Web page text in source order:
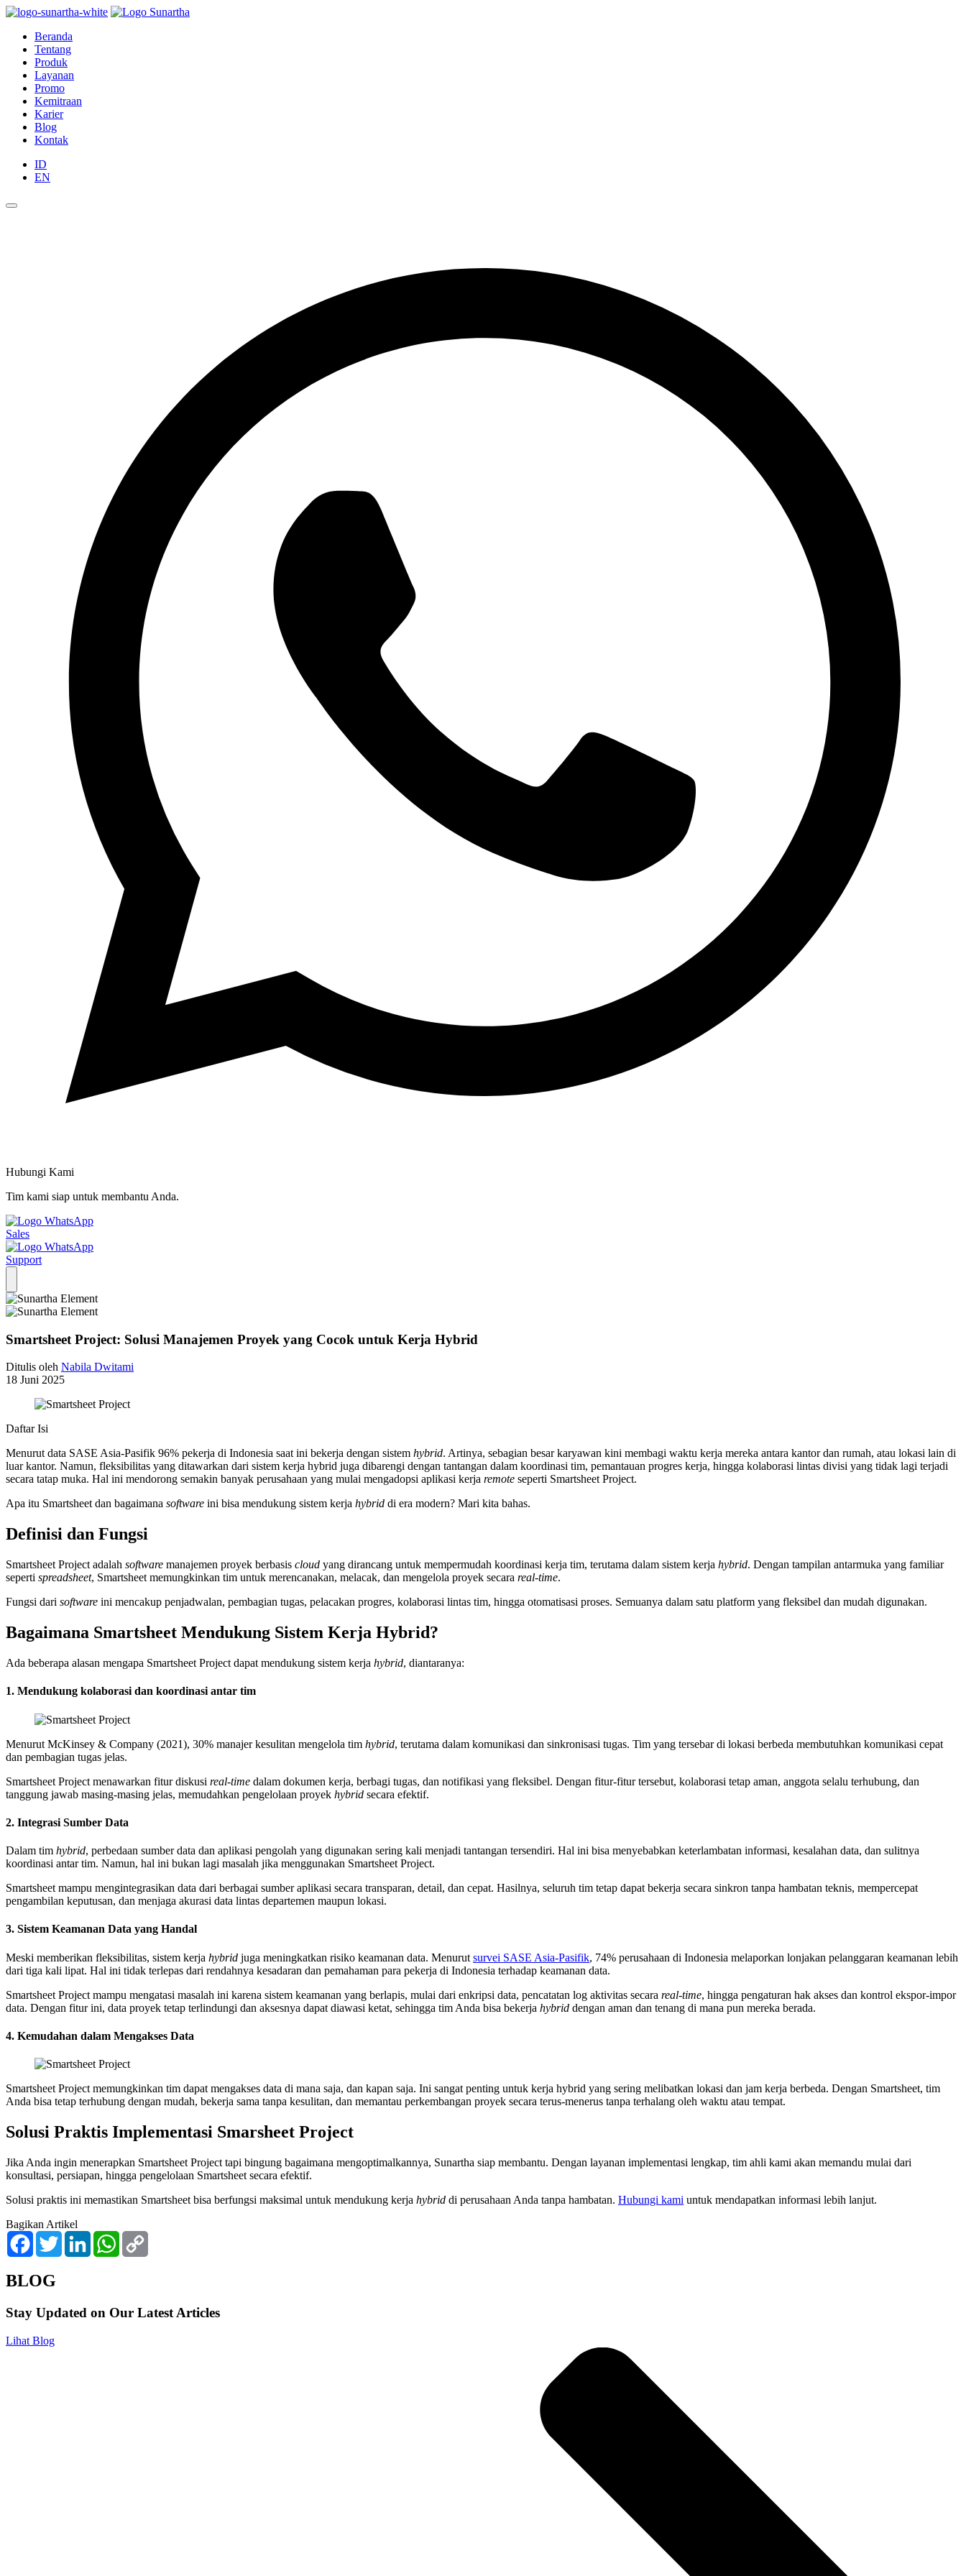
Beranda
Tentang
Produk
Layanan
Promo
Kemitraan
Karier
Blog
Kontak
ID
EN
Hubungi Kami
Tim kami siap untuk membantu Anda.
Sales
Support
Smartsheet Project: Solusi Manajemen Proyek yang Cocok untuk Kerja Hybrid
Ditulis oleh Nabila Dwitami
18 Juni 2025
Daftar Isi
Menurut data SASE Asia-Pasifik 96% pekerja di Indonesia saat ini bekerja dengan sistem hybrid. Artinya, sebagian besar karyawan kini membagi waktu kerja mereka antara kantor dan rumah, atau lokasi lain di
luar kantor. Namun, fleksibilitas yang ditawarkan dari sistem kerja hybrid juga dibarengi dengan tantangan dalam koordinasi tim, pemantauan progres kerja, hingga kolaborasi lintas divisi yang tidak lagi terjadi
secara tatap muka. Hal ini mendorong semakin banyak perusahaan yang mulai mengadopsi aplikasi kerja remote seperti Smartsheet Project.
Apa itu Smartsheet dan bagaimana software ini bisa mendukung sistem kerja hybrid di era modern? Mari kita bahas.
Definisi dan Fungsi
Smartsheet Project adalah software manajemen proyek berbasis cloud yang dirancang untuk mempermudah koordinasi kerja tim, terutama dalam sistem kerja hybrid. Dengan tampilan antarmuka yang familiar
seperti spreadsheet, Smartsheet memungkinkan tim untuk merencanakan, melacak, dan mengelola proyek secara real-time.
Fungsi dari software ini mencakup penjadwalan, pembagian tugas, pelacakan progres, kolaborasi lintas tim, hingga otomatisasi proses. Semuanya dalam satu platform yang fleksibel dan mudah digunakan.
Bagaimana Smartsheet Mendukung Sistem Kerja Hybrid?
Ada beberapa alasan mengapa Smartsheet Project dapat mendukung sistem kerja hybrid, diantaranya:
1. Mendukung kolaborasi dan koordinasi antar tim
Menurut McKinsey & Company (2021), 30% manajer kesulitan mengelola tim hybrid, terutama dalam komunikasi dan sinkronisasi tugas. Tim yang tersebar di lokasi berbeda membutuhkan komunikasi cepat
dan pembagian tugas jelas.
Smartsheet Project menawarkan fitur diskusi real-time dalam dokumen kerja, berbagi tugas, dan notifikasi yang fleksibel. Dengan fitur-fitur tersebut, kolaborasi tetap aman, anggota selalu terhubung, dan
tanggung jawab masing-masing jelas, memudahkan pengelolaan proyek hybrid secara efektif.
2. Integrasi Sumber Data
Dalam tim hybrid, perbedaan sumber data dan aplikasi pengolah yang digunakan sering kali menjadi tantangan tersendiri. Hal ini bisa menyebabkan keterlambatan informasi, kesalahan data, dan sulitnya
koordinasi antar tim. Namun, hal ini bukan lagi masalah jika menggunakan Smartsheet Project.
Smartsheet mampu mengintegrasikan data dari berbagai sumber aplikasi secara transparan, detail, dan cepat. Hasilnya, seluruh tim tetap dapat bekerja secara sinkron tanpa hambatan teknis, mempercepat
pengambilan keputusan, dan menjaga akurasi data lintas departemen maupun lokasi.
3. Sistem Keamanan Data yang Handal
Meski memberikan fleksibilitas, sistem kerja hybrid juga meningkatkan risiko keamanan data. Menurut survei SASE Asia-Pasifik, 74% perusahaan di Indonesia melaporkan lonjakan pelanggaran keamanan lebih
dari tiga kali lipat. Hal ini tidak terlepas dari rendahnya kesadaran dan pemahaman para pekerja di Indonesia terhadap keamanan data.
Smartsheet Project mampu mengatasi masalah ini karena sistem keamanan yang berlapis, mulai dari enkripsi data, pencatatan log aktivitas secara real-time, hingga pengaturan hak akses dan kontrol ekspor-impor
data. Dengan fitur ini, data proyek tetap terlindungi dan aksesnya dapat diawasi ketat, sehingga tim Anda bisa bekerja hybrid dengan aman dan tenang di mana pun mereka berada.
4. Kemudahan dalam Mengakses Data
Smartsheet Project memungkinkan tim dapat mengakses data di mana saja, dan kapan saja. Ini sangat penting untuk kerja hybrid yang sering melibatkan lokasi dan jam kerja berbeda. Dengan Smartsheet, tim
Anda bisa tetap terhubung dengan mudah, bekerja sama tanpa kesulitan, dan memantau perkembangan proyek secara terus-menerus tanpa terhalang oleh waktu atau tempat.
Solusi Praktis Implementasi Smarsheet Project
Jika Anda ingin menerapkan Smartsheet Project tapi bingung bagaimana mengoptimalkannya, Sunartha siap membantu. Dengan layanan implementasi lengkap, tim ahli kami akan memandu mulai dari
konsultasi, persiapan, hingga pengelolaan Smartsheet secara efektif.
Solusi praktis ini memastikan Smartsheet bisa berfungsi maksimal untuk mendukung kerja hybrid di perusahaan Anda tanpa hambatan. Hubungi kami untuk mendapatkan informasi lebih lanjut.
Bagikan Artikel
FacebookTwitterLinkedInWhatsApp
BLOG
Stay Updated on Our Latest Articles
Lihat Blog